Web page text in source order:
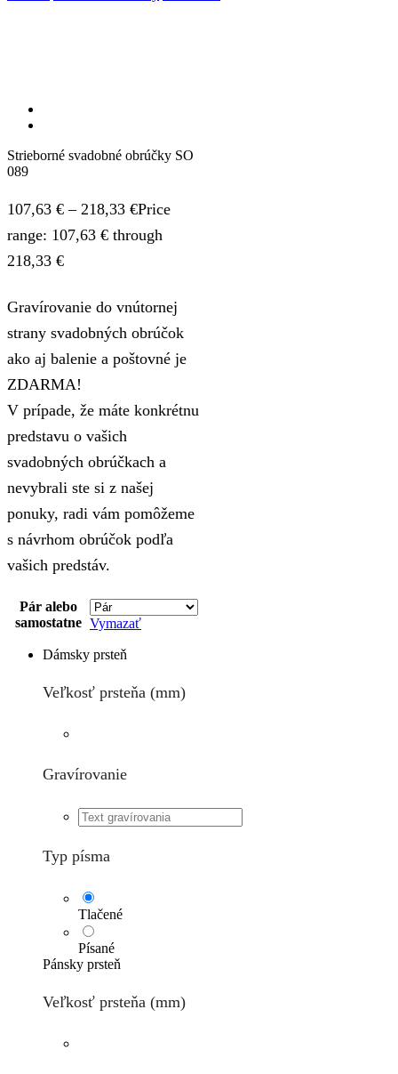
Strieborné svadobné obrúčky SO
089
107,63 € – 218,33 €Price
range: 107,63 € through
218,33 €
Gravírovanie do vnútornej
strany svadobných obrúčok
ako aj balenie a poštovné je
ZDARMA!
V prípade, že máte konkrétnu
predstavu o vašich
svadobných obrúčkach a
nevybrali ste si z našej
ponuky, radi vám pomôžeme
s návrhom obrúčok podľa
vašich predstáv.
Pár alebo
samostatne Vymazať
Dámsky prsteň
Veľkosť prsteňa (mm)
Gravírovanie
Typ písma
Tlačené
Písané
Pánsky prsteň
Veľkosť prsteňa (mm)